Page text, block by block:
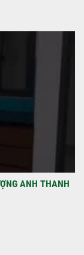
TỔ ẤM MỚI
LẠC
phường An
Sao Việt chính
ANH THANH